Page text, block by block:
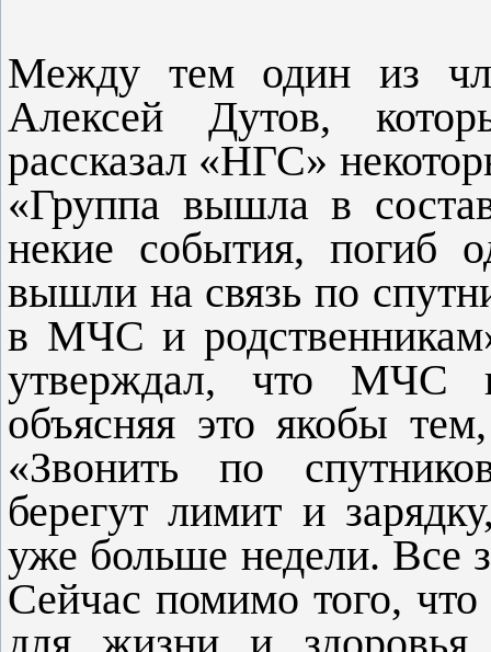
Между тем один из
Алексей Дутов,
рассказал «НГС»
«Группа вышла в
некие события, погиб
вышли на связь по
в МЧС и
утверждал, что МЧС
объясняя это якобы
«Звонить по
берегут лимит и
уже больше недели. Все
Сейчас помимо того,